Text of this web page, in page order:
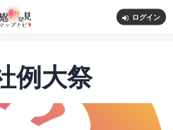
ログイン
例大祭